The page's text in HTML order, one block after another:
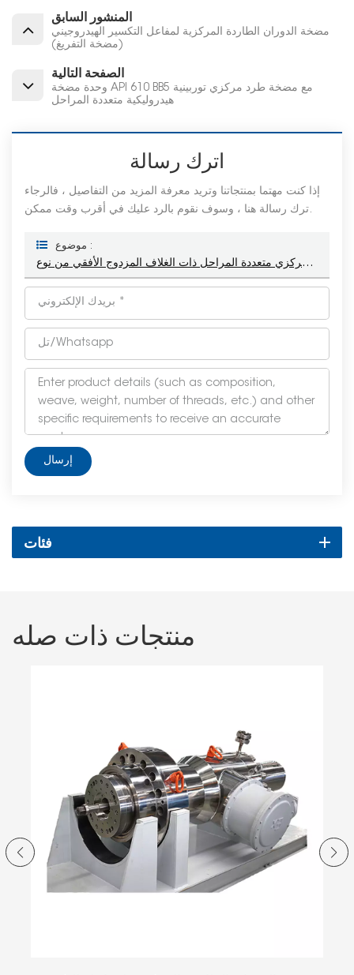
المنشور السابق
مضخة الدوران الطاردة المركزية لمفاعل التكسير الهيدروجيني
(مضخة التفريغ)
الصفحة التالية
وحدة مضخة API 610 BB5 مع مضخة طرد مركزي توربينية
هيدروليكية متعددة المراحل
اترك رسالة
إذا كنت مهتما بمنتجاتنا وتريد معرفة المزيد من التفاصيل ، فالرجاء
ترك رسالة هنا ، وسوف نقوم بالرد عليك في أقرب وقت ممكن.
موضوع :
مضخات الطرد المركزي متعددة المراحل ذات الغلاف المزدوج الأفقي من نوع BB5 API 610
إرسال
فئات
منتجات ذات صله